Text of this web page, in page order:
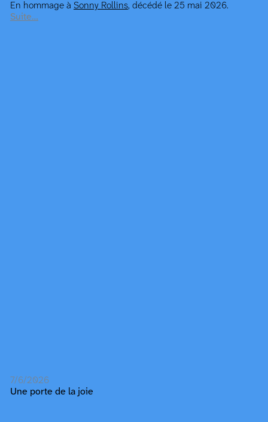
En hommage à Sonny Rollins, décédé le 25 mai 2026.
Suite…
7/6/2026
Une porte de la joie